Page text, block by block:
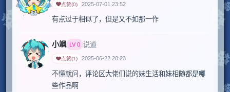
点赞(0) 2025-07-01 23:52
有点过于相似了，但是又不如那一作
小飒 LV0 说道
点赞(1) 2025-06-22 20:23
不懂就问，评论区大佬们说的妹生活和妹相随都是哪
些作品啊